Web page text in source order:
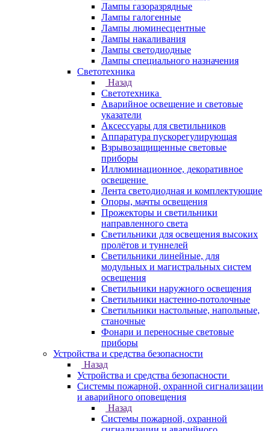
Лампы газоразрядные
Лампы галогенные
Лампы люминесцентные
Лампы накаливания
Лампы светодиодные
Лампы специального назначения
Светотехника
Назад
Светотехника
Аварийное освещение и световые
указатели
Аксессуары для светильников
Аппаратура пускорегулирующая
Взрывозащищенные световые
приборы
Иллюминационное, декоративное
освещение
Лента светодиодная и комплектующие
Опоры, мачты освещения
Прожекторы и светильники
направленного света
Светильники для освещения высоких
пролётов и туннелей
Светильники линейные, для
модульных и магистральных систем
освещения
Светильники наружного освещения
Светильники настенно-потолочные
Светильники настольные, напольные,
станочные
Фонари и переносные световые
приборы
Устройства и средства безопасности
Назад
Устройства и средства безопасности
Системы пожарной, охранной сигнализации
и аварийного оповещения
Назад
Системы пожарной, охранной